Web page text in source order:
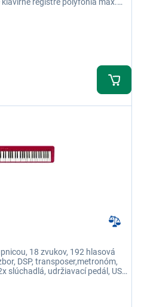
registre polyfónia max.
18 zvukov, 192 hlasová
DSP, transposer,metronóm,
slúchadlá, udržiavací pedál, USB